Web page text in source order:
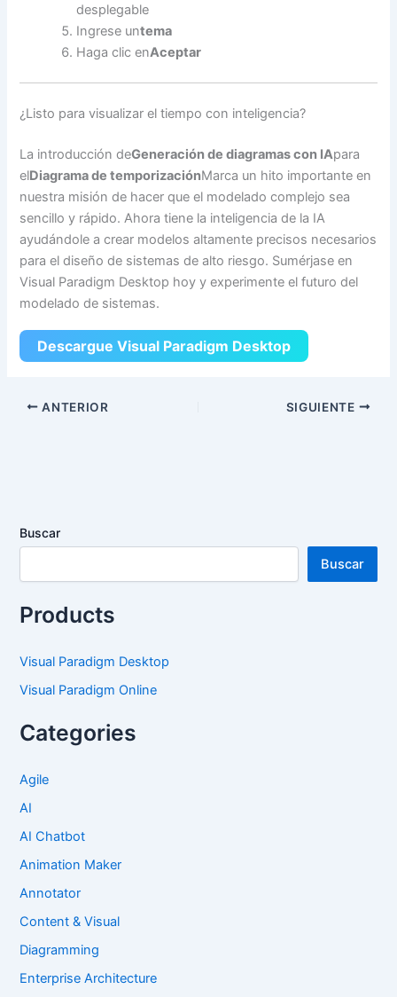
desplegable
Ingrese untema
Haga clic enAceptar
¿Listo para visualizar el tiempo con inteligencia?
La introducción deGeneración de diagramas con IApara
elDiagrama de temporizaciónMarca un hito importante en
nuestra misión de hacer que el modelado complejo sea
sencillo y rápido. Ahora tiene la inteligencia de la IA
ayudándole a crear modelos altamente precisos necesarios
para el diseño de sistemas de alto riesgo. Sumérjase en
Visual Paradigm Desktop hoy y experimente el futuro del
modelado de sistemas.
Descargue Visual Paradigm Desktop
ANTERIOR SIGUIENTE
Buscar
Buscar
Products
Visual Paradigm Desktop
Visual Paradigm Online
Categories
Agile
AI
AI Chatbot
Animation Maker
Annotator
Content & Visual
Diagramming
Enterprise Architecture